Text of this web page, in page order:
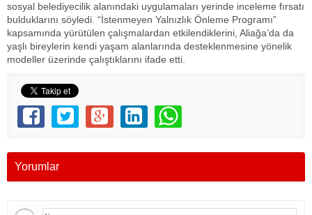
sosyal belediyecilik alanındaki uygulamaları yerinde inceleme fırsatı
bulduklarını söyledi. “İstenmeyen Yalnızlık Önleme Programı”
kapsamında yürütülen çalışmalardan etkilendiklerini, Aliağa’da da
yaşlı bireylerin kendi yaşam alanlarında desteklenmesine yönelik
modeller üzerinde çalıştıklarını ifade etti.
Yorumlar